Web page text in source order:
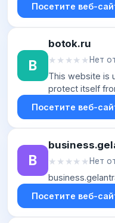
Посетите веб-
B
botok.ru
★★★★★
★★★★★ Нет
This website is
protect itself
just performed
There are
Посетите веб-
B ★★★★★
★★★★★Нет
Посетите веб-